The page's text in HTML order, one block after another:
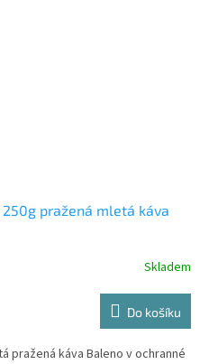
pražená mletá káva
Skladem
Do košíku
pražená káva Baleno v ochranné